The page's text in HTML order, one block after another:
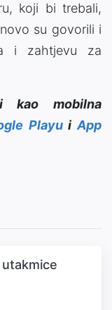
koji bi trebali,
su govorili i
i zahtjevu za
kao mobilna
PlayuiApp